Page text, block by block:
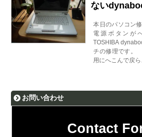
ない
本日のパソコン
電源ボタンが
TOSHIBA
チの修理です。
用にへこんで戻
お問い合わせ
Contact